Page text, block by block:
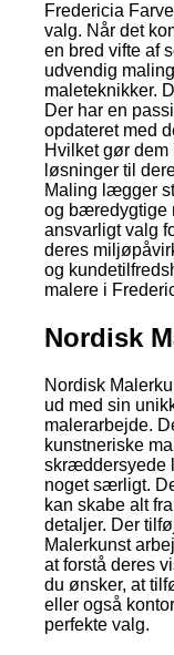
Fredericia
valg. Når det
en bred vifte af
udvendig
maleteknikker.
Der har en
opdateret med
Hvilket gør
løsninger til
Maling lægger
og bæredygtige
ansvarligt valg
deres
og
malere i
Nordisk
Nordisk
ud med sin
malerarbejde.
kunstneriske
skræddersyede
noget særligt.
kan skabe alt
detaljer. Der
Malerkunst
at forstå deres
du ønsker, at
eller også
perfekte valg.